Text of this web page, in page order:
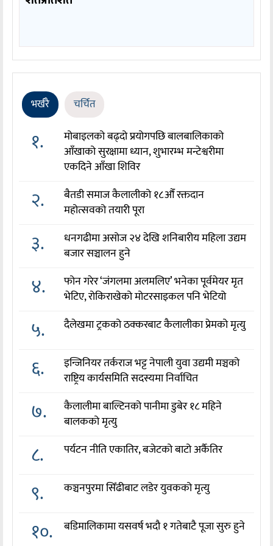
भर्खरै चर्चित
१.
मोबाइलको बढ्दो प्रयोगपछि बालबालिकाको
आँखाको सुरक्षामा ध्यान, शुभारम्भ मन्टेश्वरीमा
एकदिने आँखा शिविर
२.
बैतडी समाज कैलालीको १८औँ रक्तदान
महोत्सवको तयारी पूरा
३.
धनगढीमा असोज २४ देखि शनिबारीय महिला उद्यम
बजार सञ्चालन हुने
४.
फोन गरेर ‘जंगलमा अलमलिए’ भनेका पूर्वमेयर मृत
भेटिए, रोकिराखेको मोटरसाइकल पनि भेटियो
५. दैलेखमा ट्रकको ठक्करबाट कैलालीका प्रेमको मृत्यु
६.
इन्जिनियर तर्कराज भट्ट नेपाली युवा उद्यमी मञ्चको
राष्ट्रिय कार्यसमिति सदस्यमा निर्वाचित
७.
कैलालीमा बाल्टिनको पानीमा डुबेर १८ महिने
बालकको मृत्यु
८. पर्यटन नीति एकातिर, बजेटको बाटो अर्कैतिर
९. कञ्चनपुरमा सिँढीबाट लडेर युवकको मृत्यु
१०. बडिमालिकामा यसवर्ष भदौ १ गतेबाटै पूजा सुरु हुने